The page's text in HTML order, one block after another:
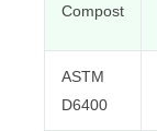
Compost
ASTM
D6400